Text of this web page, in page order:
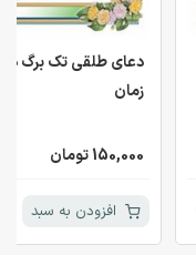
دعای طلقی تک برگ ذکر
زمان
150,000 تومان
افزودن به سبد